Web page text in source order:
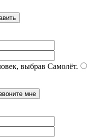
выбрав Самолёт.